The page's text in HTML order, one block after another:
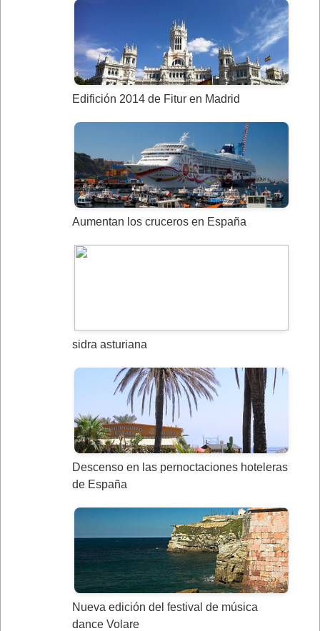
Edifición 2014 de Fitur en Madrid
Aumentan los cruceros en España
sidra asturiana
Descenso en las pernoctaciones hoteleras
de España
Nueva edición del festival de música
dance Volare